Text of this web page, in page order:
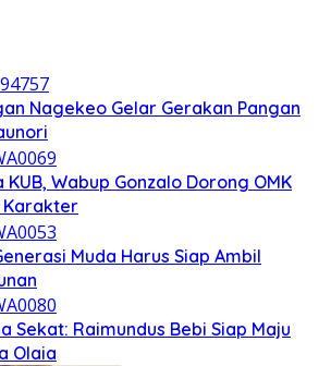
Nagekeo Gelar Gerakan Pangan
Wabup Gonzalo Dorong OMK
Karakter
Muda Harus Siap Ambil
Sekat: Raimundus Bebi Siap Maju
Olaia